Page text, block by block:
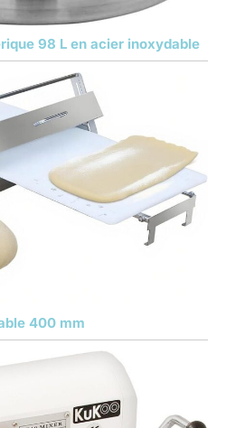
98 L en acier inoxydable
400 mm